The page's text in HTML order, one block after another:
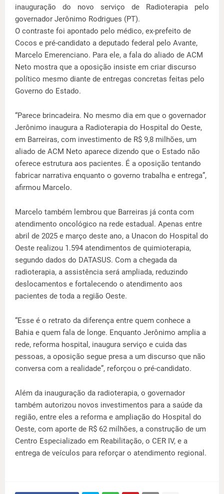
inauguração do novo serviço de Radioterapia pelo
governador Jerônimo Rodrigues (PT).
O contraste foi apontado pelo médico, ex-prefeito de
Cocos e pré-candidato a deputado federal pelo Avante,
Marcelo Emerenciano. Para ele, a fala do aliado de ACM
Neto mostra que a oposição insiste em criar discurso
político mesmo diante de entregas concretas feitas pelo
Governo do Estado.
“Parece brincadeira. No mesmo dia em que o governador
Jerônimo inaugura a Radioterapia do Hospital do Oeste,
em Barreiras, com investimento de R$ 9,8 milhões, um
aliado de ACM Neto aparece dizendo que o Estado não
oferece estrutura aos pacientes. É a oposição tentando
fabricar narrativa enquanto o governo trabalha e entrega”,
afirmou Marcelo.
Marcelo também lembrou que Barreiras já conta com
atendimento oncológico na rede estadual. Apenas entre
abril de 2025 e março deste ano, a Unacon do Hospital do
Oeste realizou 1.594 atendimentos de quimioterapia,
segundo dados do DATASUS. Com a chegada da
radioterapia, a assistência será ampliada, reduzindo
deslocamentos e fortalecendo o atendimento aos
pacientes de toda a região Oeste.
“Esse é o retrato da diferença entre quem conhece a
Bahia e quem fala de longe. Enquanto Jerônimo amplia a
rede, reforma hospital, inaugura serviço e cuida das
pessoas, a oposição segue presa a um discurso que não
conversa com a realidade”, reforçou o pré-candidato.
Além da inauguração da radioterapia, o governador
também autorizou novos investimentos para a saúde da
região, entre eles a reforma e ampliação do Hospital do
Oeste, com aporte de R$ 62 milhões, a construção de um
Centro Especializado em Reabilitação, o CER IV, e a
entrega de veículos para reforçar o atendimento regional.